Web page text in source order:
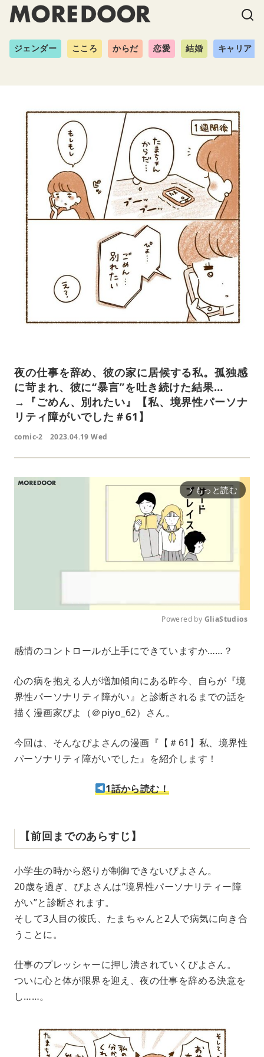
ジェンダー こころ からだ 恋愛 結婚 キャリア
夜の仕事を辞め、彼の家に居候する私。孤独感
に苛まれ、彼に“暴言”を吐き続けた結果…
→『ごめん、別れたい』【私、境界性パーソナ
リティ障がいでした＃61】
comic-2 2023.04.19 Wed
arrow_forward_ios もっと読む
u
e
Powered by GliaStudios
感情のコントロールが上手にできていますか……？
心の病を抱える人が増加傾向にある昨今、自らが『境
界性パーソナリティ障がい』と診断されるまでの話を
描く漫画家ぴよ（＠piyo_62）さん。
今回は、そんなぴよさんの漫画『【＃61】私、境界性
パーソナリティ障がいでした』を紹介します！
1話から読む！
【前回までのあらすじ】
小学生の時から怒りが制御できないぴよさん。
20歳を過ぎ、ぴよさんは“境界性パーソナリティー障
がい”と診断されます。
そして3人目の彼氏、たまちゃんと2人で病気に向き合
うことに。
仕事のプレッシャーに押し潰されていくぴよさん。
ついに心と体が限界を迎え、夜の仕事を辞める決意を
し……。